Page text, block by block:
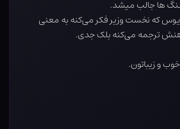
ها جالب میشد‌‌.
که نخست وزیر فکر می‌کنه به معنی
ترجمه می‌کنه بلک جدی‌.
و زیباتون.